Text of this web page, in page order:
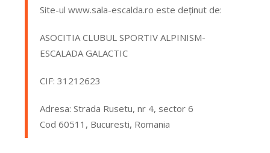
Site-ul www.sala-escalda.ro este deținut de:
ASOCITIA CLUBUL SPORTIV ALPINISM-
ESCALADA GALACTIC
CIF: 31212623
Adresa: Strada Rusetu, nr 4, sector 6
Cod 60511, Bucuresti, Romania